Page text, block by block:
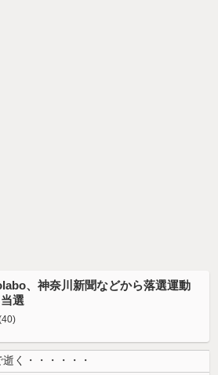
、神奈川新聞などから落選運動
選
く・・・・・・